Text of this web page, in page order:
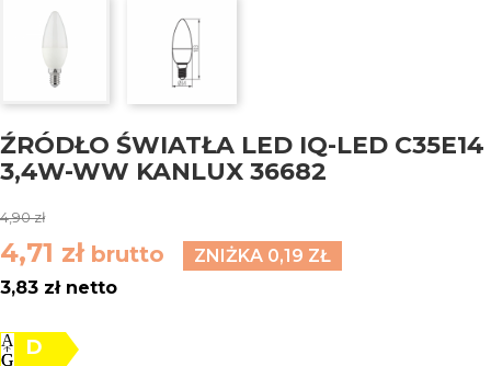
ŹRÓDŁO ŚWIATŁA LED IQ-LED C35E14
3,4W-WW KANLUX 36682
4,90 zł
4,71 zł brutto
ZNIŻKA 0,19 ZŁ
3,83 zł netto
D